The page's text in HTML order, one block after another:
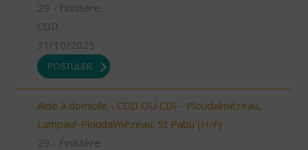
29 - Finistère
CDD
31/10/2025
POSTULER
Aide à domicile - CDD OU CDI - Ploudalmézeau,
Lampaul-Ploudalmézeau, St Pabu (H/F)
29 - Finistère